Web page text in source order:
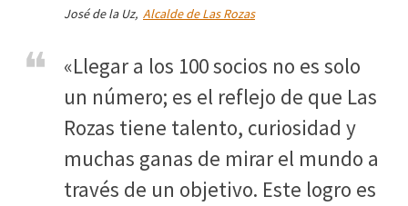
José de la Uz, Alcalde de Las Rozas
«Llegar a los 100 socios no es solo
un número; es el reflejo de que Las
Rozas tiene talento, curiosidad y
muchas ganas de mirar el mundo a
través de un objetivo. Este logro es